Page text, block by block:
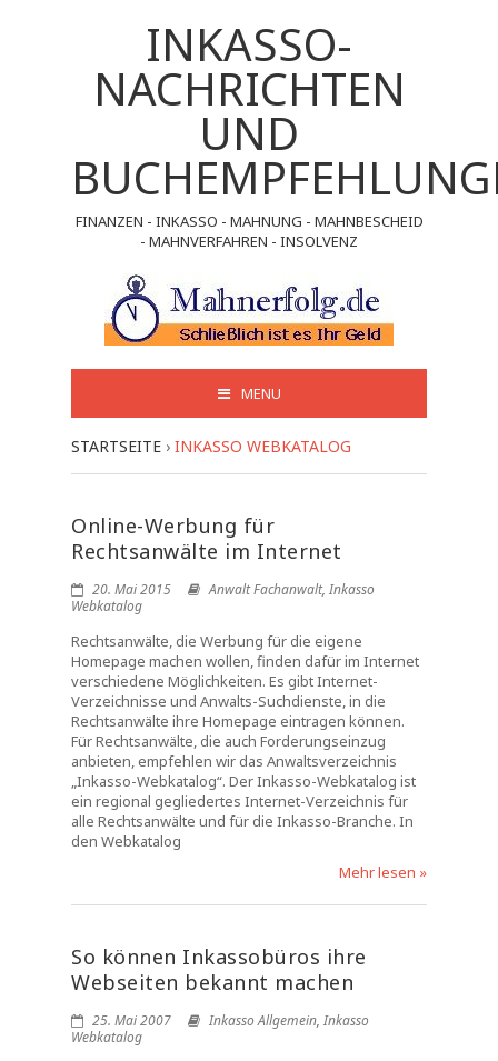
INKASSO-
NACHRICHTEN
UND
FINANZEN - INKASSO - MAHNUNG - MAHNBESCHEID
- MAHNVERFAHREN - INSOLVENZ
MENU
STARTSEITE › INKASSO WEBKATALOG
Online-Werbung für
Rechtsanwälte im Internet
20. Mai 2015 Anwalt Fachanwalt, Inkasso
Webkatalog
Rechtsanwälte, die Werbung für die eigene
Homepage machen wollen, finden dafür im Internet
verschiedene Möglichkeiten. Es gibt Internet-
Verzeichnisse und Anwalts-Suchdienste, in die
Rechtsanwälte ihre Homepage eintragen können.
Für Rechtsanwälte, die auch Forderungseinzug
anbieten, empfehlen wir das Anwaltsverzeichnis
„Inkasso-Webkatalog“. Der Inkasso-Webkatalog ist
ein regional gegliedertes Internet-Verzeichnis für
alle Rechtsanwälte und für die Inkasso-Branche. In
den Webkatalog
Mehr lesen »
So können Inkassobüros ihre
Webseiten bekannt machen
25. Mai 2007 Inkasso Allgemein, Inkasso
Webkatalog